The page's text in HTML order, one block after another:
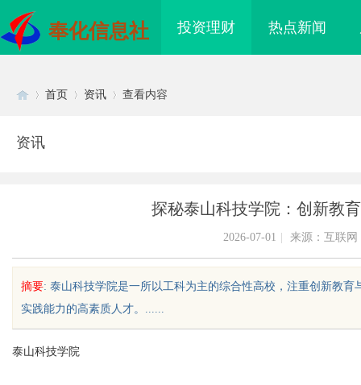
奉化信息社 投资理财 热点新闻
首页 资讯 查看内容
资讯
探秘泰山科技学院：创新教
2026-07-01 来源：互联网
摘要: 泰山科技学院是一所以工科为主的综合性高校，注重创新教
实践能力的高素质人才。......
泰山科技学院
字时代影视娱乐新